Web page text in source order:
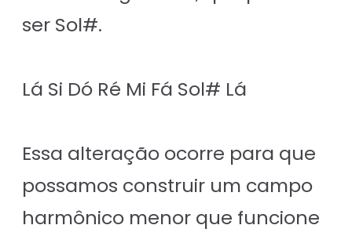
ser Sol#.
Lá Si Dó Ré Mi Fá Sol# Lá
Essa alteração ocorre para que
possamos construir um campo
harmônico menor que funcione